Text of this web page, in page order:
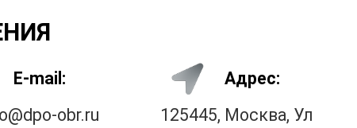
E-mail:
obr.ru
Адрес:
125445, Москва, Ул